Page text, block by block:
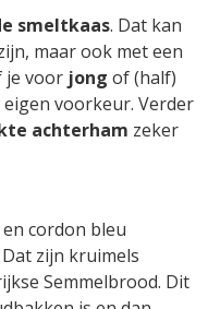
smeltkaas. Dat kan
maar ook met een
je voor jong of (half)
voorkeur. Verder
achterham zeker
cordon bleu
Dat zijn kruimels
Semmelbrood. Dit